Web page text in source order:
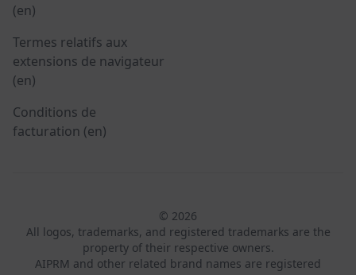
(en)
Termes relatifs aux
extensions de navigateur
(en)
Conditions de
facturation (en)
© 2026
All logos, trademarks, and registered trademarks are the
property of their respective owners.
AIPRM and other related brand names are registered